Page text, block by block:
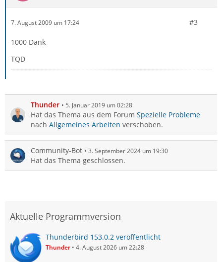
7. August 2009 um 17:24 #3
1000 Dank
TQD
Thunder 5. Januar 2019 um 02:28
Hat das Thema aus dem Forum Spezielle Probleme
nach Allgemeines Arbeiten verschoben.
Community-Bot 3. September 2024 um 19:30
Hat das Thema geschlossen.
Aktuelle Programmversion
Thunderbird 153.0.2 veröffentlicht
Thunder 4. August 2026 um 22:28